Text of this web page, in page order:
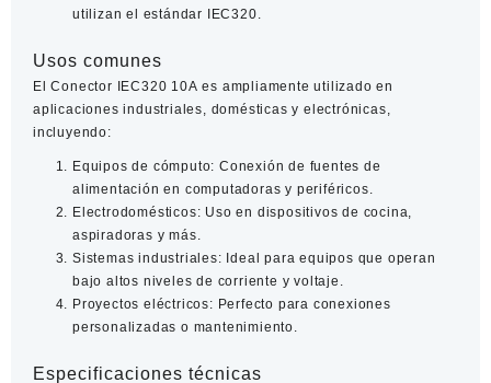
utilizan el estándar IEC320.
Usos comunes
ElConector IEC320 10A es ampliamente utilizado en
aplicaciones industriales, domésticas y electrónicas,
incluyendo:
Equipos de cómputo: Conexión de fuentes de
alimentación en computadoras y periféricos.
Electrodomésticos: Uso en dispositivos de cocina,
aspiradoras y más.
Sistemas industriales: Ideal para equipos que operan
bajo altos niveles de corriente y voltaje.
Proyectos eléctricos: Perfecto para conexiones
personalizadas o mantenimiento.
Especificaciones técnicas